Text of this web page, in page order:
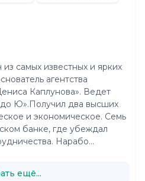
самых известных и ярких
агентства
Каплунова». Ведет
до Ю».Получил два высших
и экономическое. Семь
банке, где убеждал
Нарабо...
ещё...